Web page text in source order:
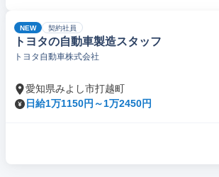
NEW 契約社員
トヨタの自動車製造スタッフ
トヨタ自動車株式会社
愛知県みよし市打越町
日給1万1150円～1万2450円